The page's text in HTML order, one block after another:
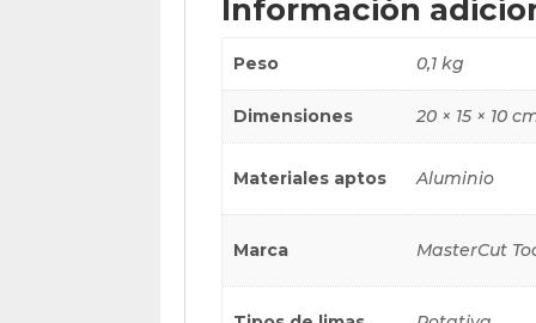
Información
Peso 0,1 kg
Dimensiones 20 × 15 × 10
Materiales aptos Aluminio
Marca MasterCut